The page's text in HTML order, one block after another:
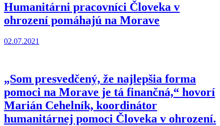
Humanitárni pracovníci Človeka v
ohrození pomáhajú na Morave
02.07.2021
„Som presvedčený, že najlepšia forma
pomoci na Morave je tá finančná,“ hovorí
Marián Cehelník, koordinátor
humanitárnej pomoci Človeka v ohrození.